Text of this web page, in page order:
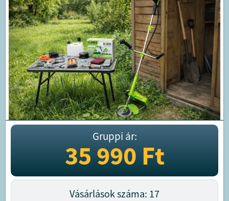
Gruppi ár:
35 990Ft
Vásárlások száma: 17